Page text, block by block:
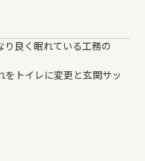
り良く眠れている工務の
をトイレに変更と玄関サッ
前